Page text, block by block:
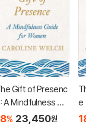
Gift of Presenc
A Mindfulness Gui
for Women
% 23,450원
e